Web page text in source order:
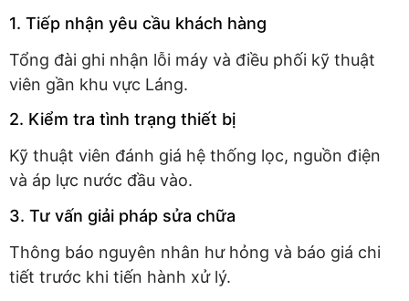
1. Tiếp nhận yêu cầu khách hàng
Tổng đài ghi nhận lỗi máy và điều phối kỹ thuật
viên gần khu vực Láng.
2. Kiểm tra tình trạng thiết bị
Kỹ thuật viên đánh giá hệ thống lọc, nguồn điện
và áp lực nước đầu vào.
3. Tư vấn giải pháp sửa chữa
Thông báo nguyên nhân hư hỏng và báo giá chi
tiết trước khi tiến hành xử lý.